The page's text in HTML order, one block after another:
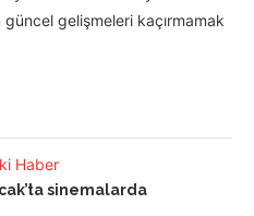
gelişmeleri kaçırmamak
Haber
sinemalarda